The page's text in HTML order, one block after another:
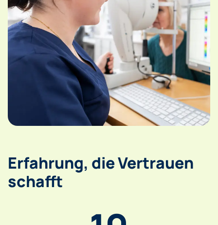
Erfahrung, die Vertrauen
schafft